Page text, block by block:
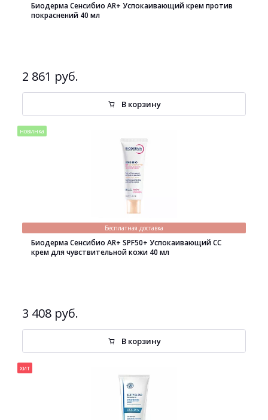
Биодерма Сенсибио AR+ Успокаивающий крем против
покраснений 40 мл
2 861 руб.
В корзину
новинка
Бесплатная доставка
Биодерма Сенсибио AR+ SPF50+ Успокаивающий СС
крем для чувствительной кожи 40 мл
3 408 руб.
В корзину
хит